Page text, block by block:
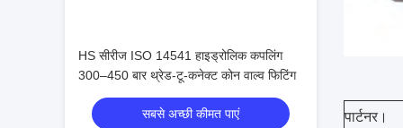
HS सीरीज ISO 14541 हाइड्रोलिक कपलिंग
300–450 बार थ्रेड-टू-कनेक्ट कोन वाल्व फिटिंग
सबसे अच्छी कीमत पाएं पार्टनर।